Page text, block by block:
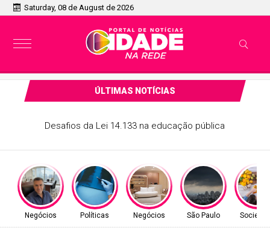
Saturday, 08 de August de 2026
ÚLTIMAS NOTÍCIAS
CONITEC abre consulta para Hipertensão Arterial Pulmonar
Negócios Políticas Negócios São Paulo